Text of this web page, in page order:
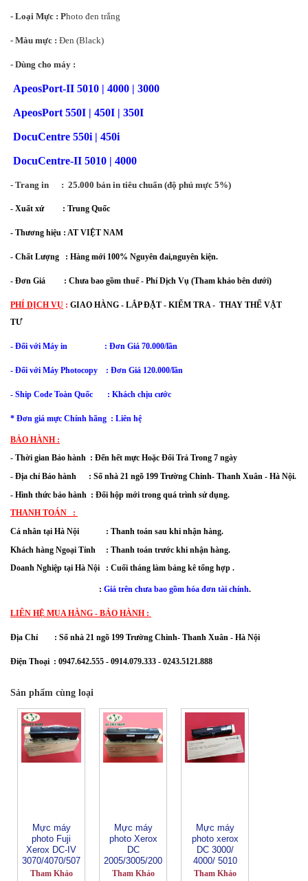
- Loại Mực : Photo đen trắng
- Màu mực : Đen (Black)
- Dùng cho máy :
ApeosPort-II 5010 | 4000 | 3000
ApeosPort 550I | 450I | 350I
DocuCentre 550i | 450i
DocuCentre-II 5010 | 4000
- Trang in : 25.000 bản in tiêu chuẩn (độ phủ mực 5%)
- Xuất xứ : Trung Quốc
- Thương hiệu : AT VIỆT NAM
- Chất Lượng : Hàng mới 100% Nguyên đai,nguyên kiện.
- Đơn Giá : Chưa bao gồm thuế - Phí Dịch Vụ (Tham khảo bên dưới)
PHÍ DỊCH VỤ : GIAO HÀNG - LẮP ĐẶT - KIỂM TRA - THAY THẾ VẬT
TƯ
- Đối với Máy in : Đơn Giá 70.000/lần
- Đối với Máy Photocopy : Đơn Giá 120.000/lần
- Ship Code Toàn Quốc : Khách chịu cước
* Đơn giá mực Chính hãng : Liên hệ
BẢO HÀNH :
- Thời gian Bảo hành  : Đến hết mực Hoặc Đổi Trả Trong 7 ngày
- Địa chỉ Bảo hành      : Số nhà 21 ngõ 199 Trường Chinh- Thanh Xuân - Hà Nội.
- Hình thức bảo hành  : Đổi hộp mới trong quá trình sử dụng.
THANH TOÁN   :
Cá nhân tại Hà Nội             : Thanh toán sau khi nhận hàng.
Khách hàng Ngoại Tỉnh     : Thanh toán trước khi nhận hàng.
Doanh Nghiệp tại Hà Nội   : Cuối tháng làm bảng kê tổng hợp .
: Giá trên chưa bao gồm hóa đơn tài chính.
LIÊN HỆ MUA HÀNG - BẢO HÀNH :
Địa Chỉ : Số nhà 21 ngõ 199 Trường Chinh- Thanh Xuân - Hà Nội
Điện Thoại : 0947.642.555 - 0914.079.333 - 0243.5121.888
Sản phẩm cùng loại
Mực máy
photo Fuji
Xerox DC-IV
3070/4070/507
0 (CT201820)
Tham Khảo
Mực máy
photo Xerox
DC
2005/3005/200
7/3007(CT200
Tham Khảo
Mực máy
photo xerox
DC 3000/
4000/ 5010
(CT200719 )
Tham Khảo